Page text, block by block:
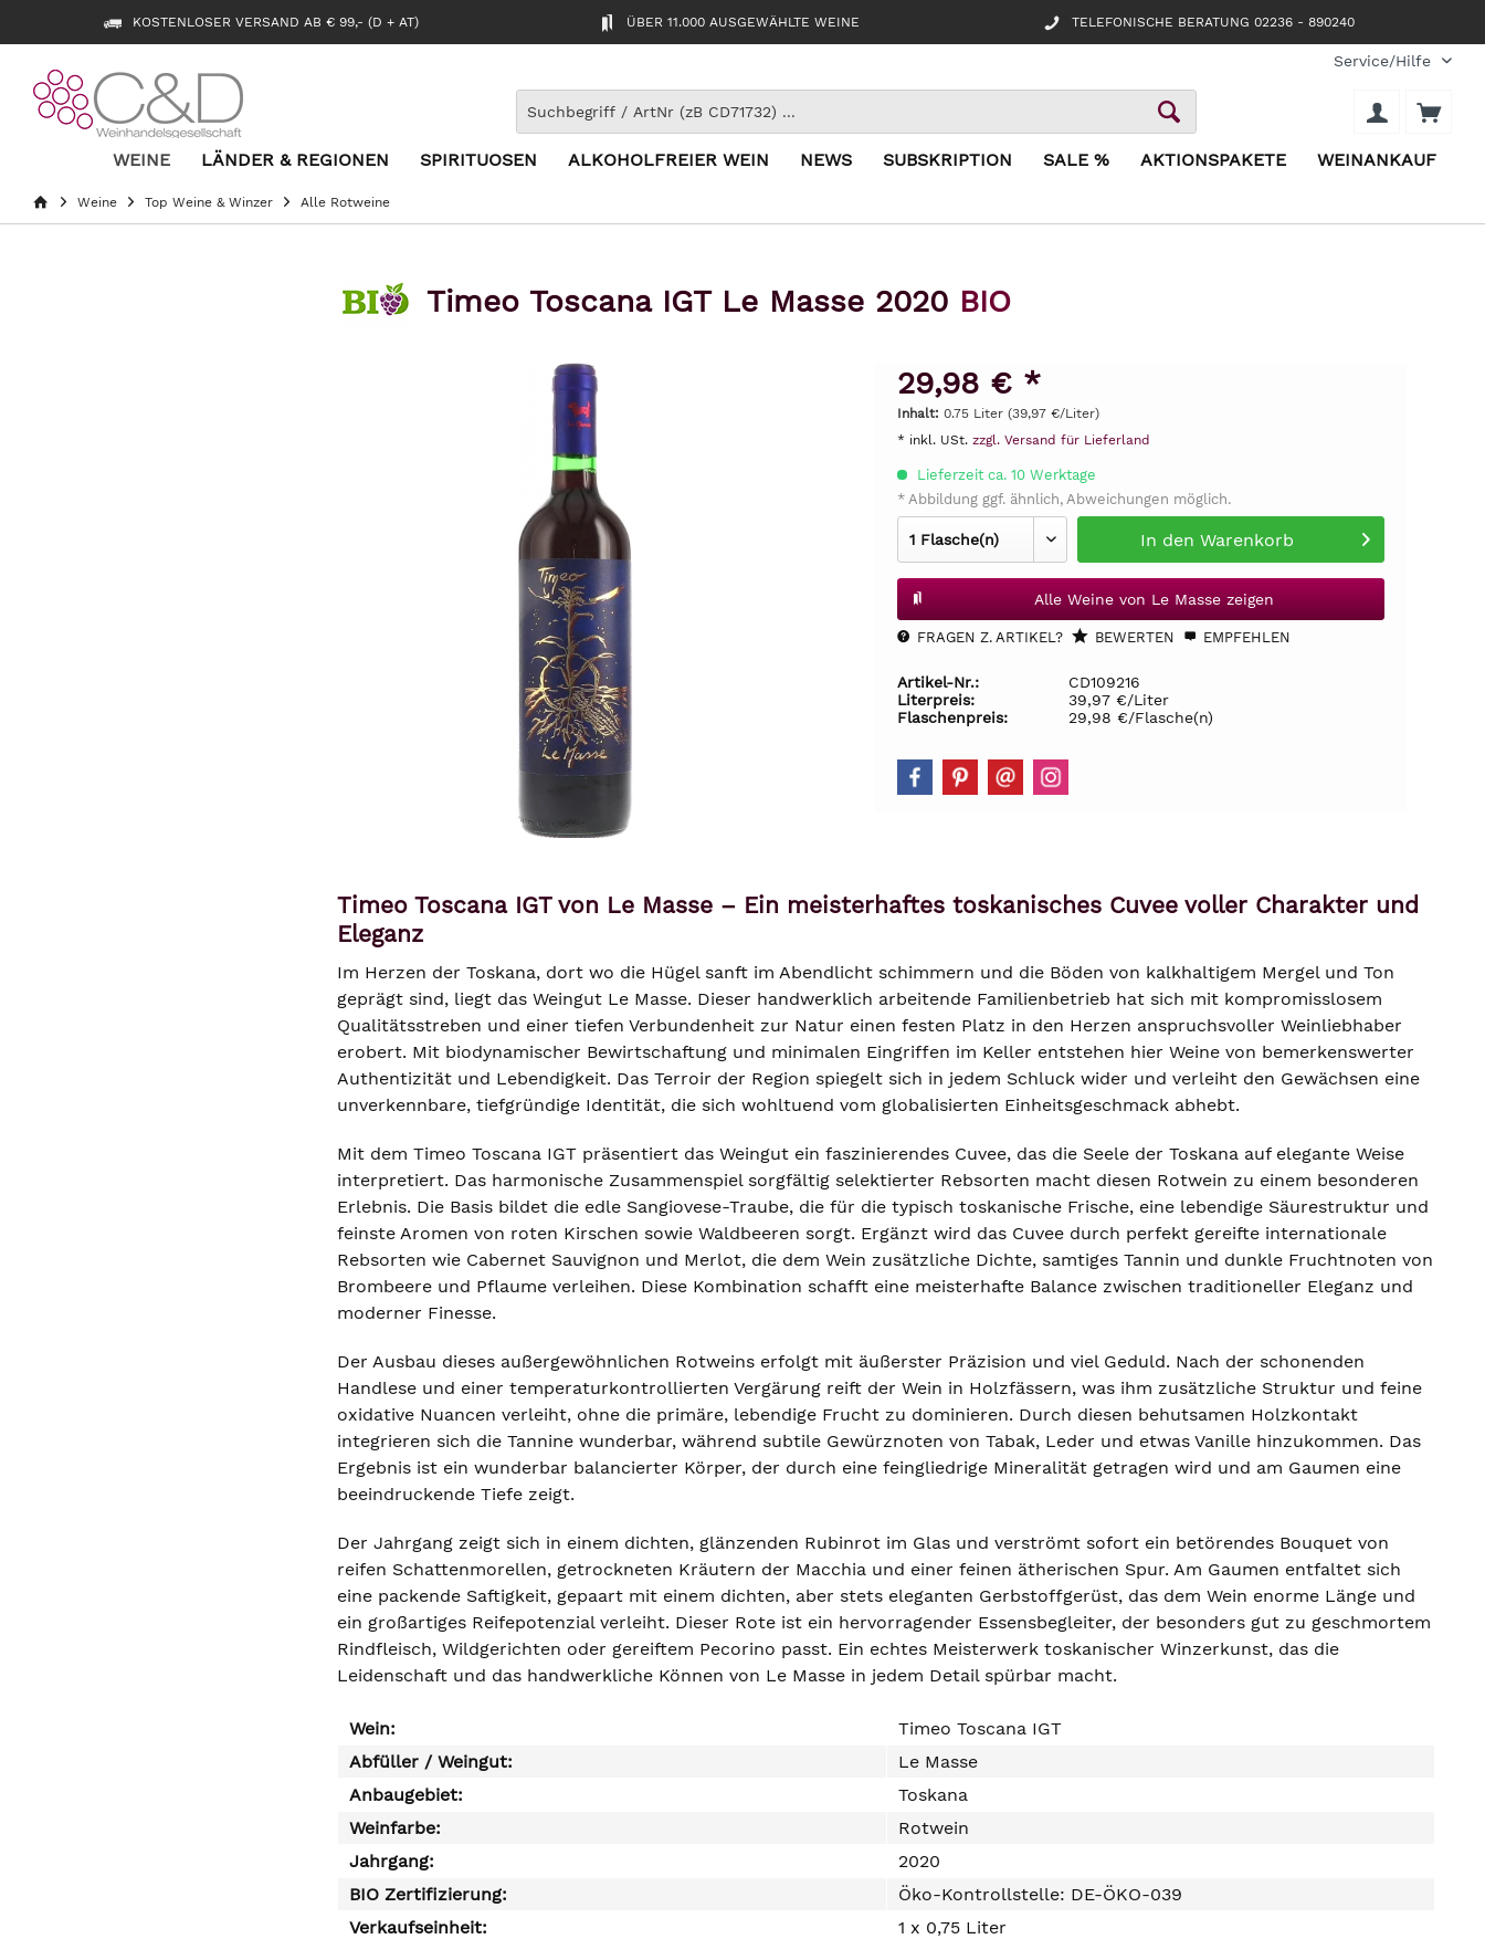
KOSTENLOSER VERSAND AB € 99,- (D + AT) ÜBER 11.000 AUSGEWÄHLTE WEINE TELEFONISCHE BERATUNG 02236 - 890240
Service/Hilfe
WEINE LÄNDER & REGIONEN SPIRITUOSEN ALKOHOLFREIER WEIN NEWS SUBSKRIPTION SALE % AKTIONSPAKETE WEINANKAUF
Weine Top Weine & Winzer Alle Rotweine
Timeo Toscana IGT Le Masse 2020 BIO
29,98 € *
Inhalt: 0.75 Liter (39,97 €/Liter)
* inkl. USt. zzgl. Versand für Lieferland
Lieferzeit ca. 10 Werktage
* Abbildung ggf. ähnlich, Abweichungen möglich.
In den Warenkorb
Alle Weine von Le Masse zeigen
FRAGEN Z. ARTIKEL? BEWERTEN EMPFEHLEN
Artikel-Nr.:
CD109216
Literpreis:
39,97 €/Liter
Flaschenpreis:
29,98 €/Flasche(n)
Timeo Toscana IGT von Le Masse – Ein meisterhaftes toskanisches Cuvee voller Charakter und
Eleganz
Im Herzen der Toskana, dort wo die Hügel sanft im Abendlicht schimmern und die Böden von kalkhaltigem Mergel und Ton
geprägt sind, liegt das Weingut Le Masse. Dieser handwerklich arbeitende Familienbetrieb hat sich mit kompromisslosem
Qualitätsstreben und einer tiefen Verbundenheit zur Natur einen festen Platz in den Herzen anspruchsvoller Weinliebhaber
erobert. Mit biodynamischer Bewirtschaftung und minimalen Eingriffen im Keller entstehen hier Weine von bemerkenswerter
Authentizität und Lebendigkeit. Das Terroir der Region spiegelt sich in jedem Schluck wider und verleiht den Gewächsen eine
unverkennbare, tiefgründige Identität, die sich wohltuend vom globalisierten Einheitsgeschmack abhebt.
Mit dem Timeo Toscana IGT präsentiert das Weingut ein faszinierendes Cuvee, das die Seele der Toskana auf elegante Weise
interpretiert. Das harmonische Zusammenspiel sorgfältig selektierter Rebsorten macht diesen Rotwein zu einem besonderen
Erlebnis. Die Basis bildet die edle Sangiovese-Traube, die für die typisch toskanische Frische, eine lebendige Säurestruktur und
feinste Aromen von roten Kirschen sowie Waldbeeren sorgt. Ergänzt wird das Cuvee durch perfekt gereifte internationale
Rebsorten wie Cabernet Sauvignon und Merlot, die dem Wein zusätzliche Dichte, samtiges Tannin und dunkle Fruchtnoten von
Brombeere und Pflaume verleihen. Diese Kombination schafft eine meisterhafte Balance zwischen traditioneller Eleganz und
moderner Finesse.
Der Ausbau dieses außergewöhnlichen Rotweins erfolgt mit äußerster Präzision und viel Geduld. Nach der schonenden
Handlese und einer temperaturkontrollierten Vergärung reift der Wein in Holzfässern, was ihm zusätzliche Struktur und feine
oxidative Nuancen verleiht, ohne die primäre, lebendige Frucht zu dominieren. Durch diesen behutsamen Holzkontakt
integrieren sich die Tannine wunderbar, während subtile Gewürznoten von Tabak, Leder und etwas Vanille hinzukommen. Das
Ergebnis ist ein wunderbar balancierter Körper, der durch eine feingliedrige Mineralität getragen wird und am Gaumen eine
beeindruckende Tiefe zeigt.
Der Jahrgang zeigt sich in einem dichten, glänzenden Rubinrot im Glas und verströmt sofort ein betörendes Bouquet von
reifen Schattenmorellen, getrockneten Kräutern der Macchia und einer feinen ätherischen Spur. Am Gaumen entfaltet sich
eine packende Saftigkeit, gepaart mit einem dichten, aber stets eleganten Gerbstoffgerüst, das dem Wein enorme Länge und
ein großartiges Reifepotenzial verleiht. Dieser Rote ist ein hervorragender Essensbegleiter, der besonders gut zu geschmortem
Rindfleisch, Wildgerichten oder gereiftem Pecorino passt. Ein echtes Meisterwerk toskanischer Winzerkunst, das die
Leidenschaft und das handwerkliche Können von Le Masse in jedem Detail spürbar macht.
Wein:
Timeo Toscana IGT
Abfüller / Weingut:
Le Masse
Anbaugebiet:
Toskana
Weinfarbe:
Rotwein
Jahrgang:
2020
BIO Zertifizierung:
Öko-Kontrollstelle: DE-ÖKO-039
Verkaufseinheit:
1 x 0,75 Liter